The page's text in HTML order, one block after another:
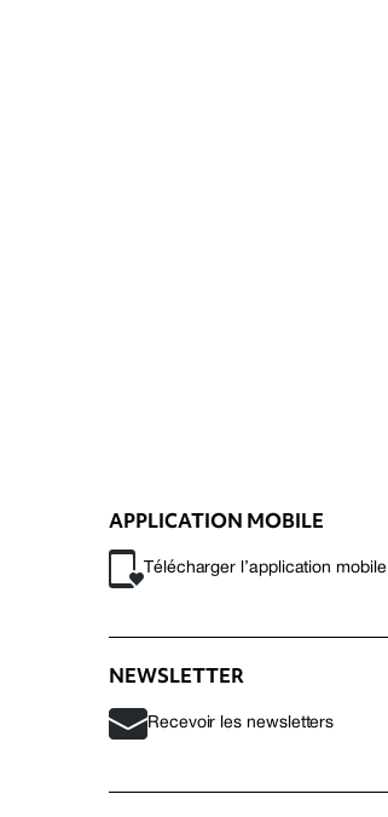
APPLICATION MOBILE
Télécharger l’application mobile
NEWSLETTER
Recevoir les newsletters